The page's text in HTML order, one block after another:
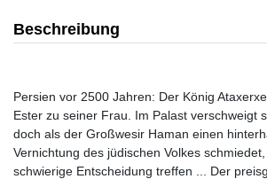
Beschreibung
Persien vor 2500 Jahren: Der König
Ester zu seiner Frau. Im Palast verschweigt
doch als der Großwesir Haman einen
Vernichtung des jüdischen Volkes
schwierige Entscheidung treffen ... Der